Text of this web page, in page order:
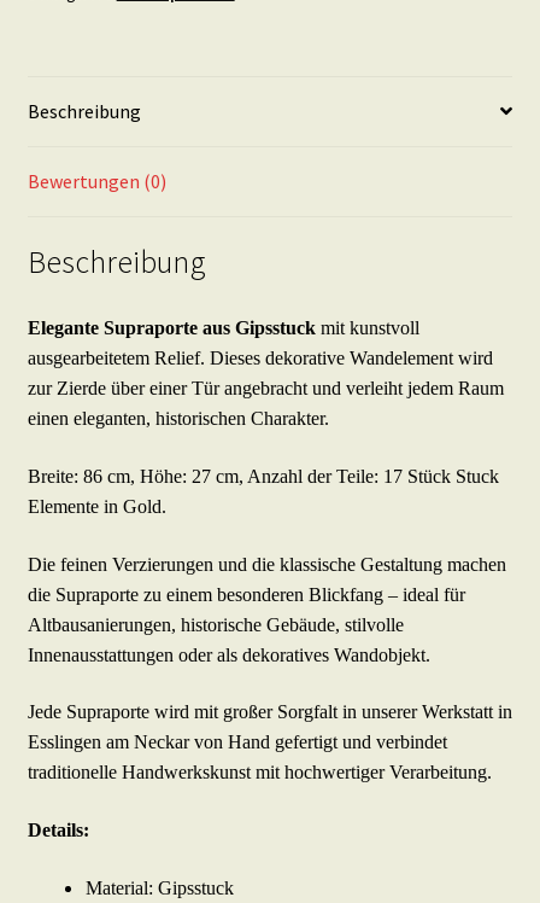
SP12
Gold
Beschreibung
Bewertungen (0)
Beschreibung
Elegante Supraporte aus Gipsstuck mit kunstvoll
ausgearbeitetem Relief. Dieses dekorative Wandelement wird
zur Zierde über einer Tür angebracht und verleiht jedem Raum
einen eleganten, historischen Charakter.
Breite: 86 cm, Höhe: 27 cm, Anzahl der Teile: 17 Stück Stuck
Elemente in Gold.
Die feinen Verzierungen und die klassische Gestaltung machen
die Supraporte zu einem besonderen Blickfang – ideal für
Altbausanierungen, historische Gebäude, stilvolle
Innenausstattungen oder als dekoratives Wandobjekt.
Jede Supraporte wird mit großer Sorgfalt in unserer Werkstatt in
Esslingen am Neckar von Hand gefertigt und verbindet
traditionelle Handwerkskunst mit hochwertiger Verarbeitung.
Details:
Material: Gipsstuck